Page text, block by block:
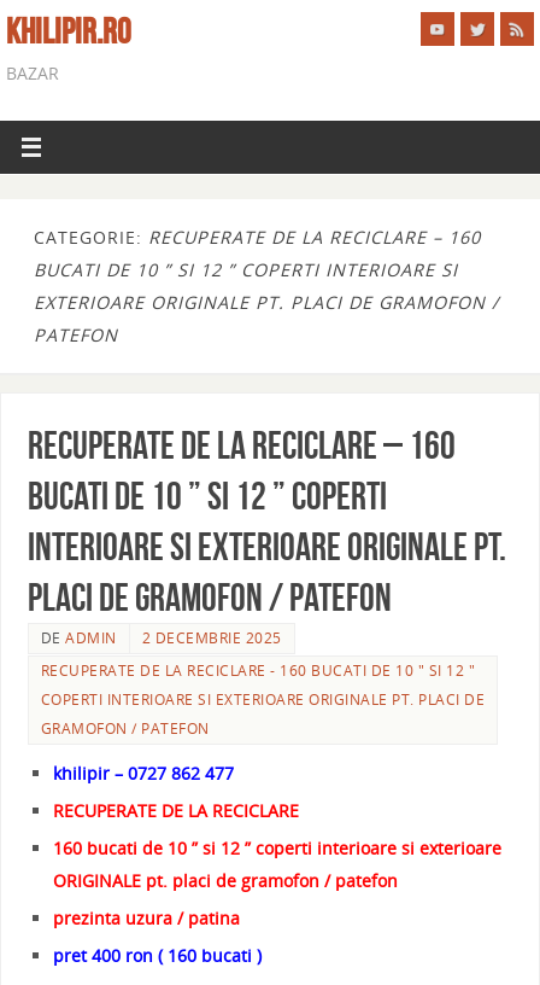
KHILIPIR.RO
BAZAR
CATEGORIE: RECUPERATE DE LA RECICLARE – 160
BUCATI DE 10 ” SI 12 ” COPERTI INTERIOARE SI
EXTERIOARE ORIGINALE PT. PLACI DE GRAMOFON /
PATEFON
RECUPERATE DE LA RECICLARE – 160
bucati de 10 ” si 12 ” coperti
interioare si exterioare ORIGINALE pt.
placi de gramofon / patefon
DEADMIN
2 DECEMBRIE 2025
RECUPERATE DE LA RECICLARE - 160 BUCATI DE 10 " SI 12 "
COPERTI INTERIOARE SI EXTERIOARE ORIGINALE PT. PLACI DE
GRAMOFON / PATEFON
khilipir – 0727 862 477
RECUPERATE DE LA RECICLARE
160 bucati de 10 ” si 12 ” coperti interioare si exterioare
ORIGINALE pt. placi de gramofon / patefon
prezinta uzura / patina
pret 400 ron ( 160 bucati )